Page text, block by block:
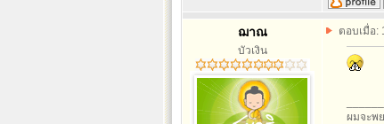
ฌาณ
บัวเงิน
ตอบเมื่อ:
ผมจะพ